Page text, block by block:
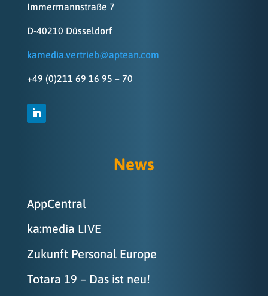
Immermannstraße 7
D-40210 Düsseldorf
kamedia.vertrieb@aptean.com
+49 (0)211 69 16 95 – 70
News
AppCentral
ka:media LIVE
Zukunft Personal Europe
Totara 19 – Das ist neu!